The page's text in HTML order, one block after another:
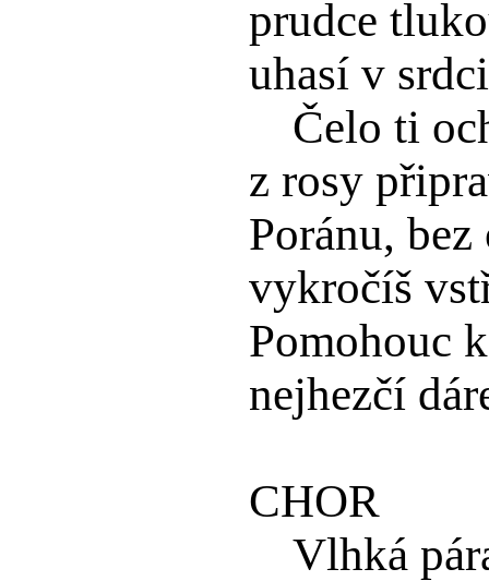
prudce
uhasí v
Čelo ti
z rosy
Poránu,
vykročíš
Pomohouc
nejhezčí
CHOR
Vlhká